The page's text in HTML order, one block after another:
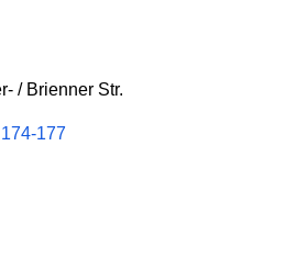
/ Brienner Str.
177